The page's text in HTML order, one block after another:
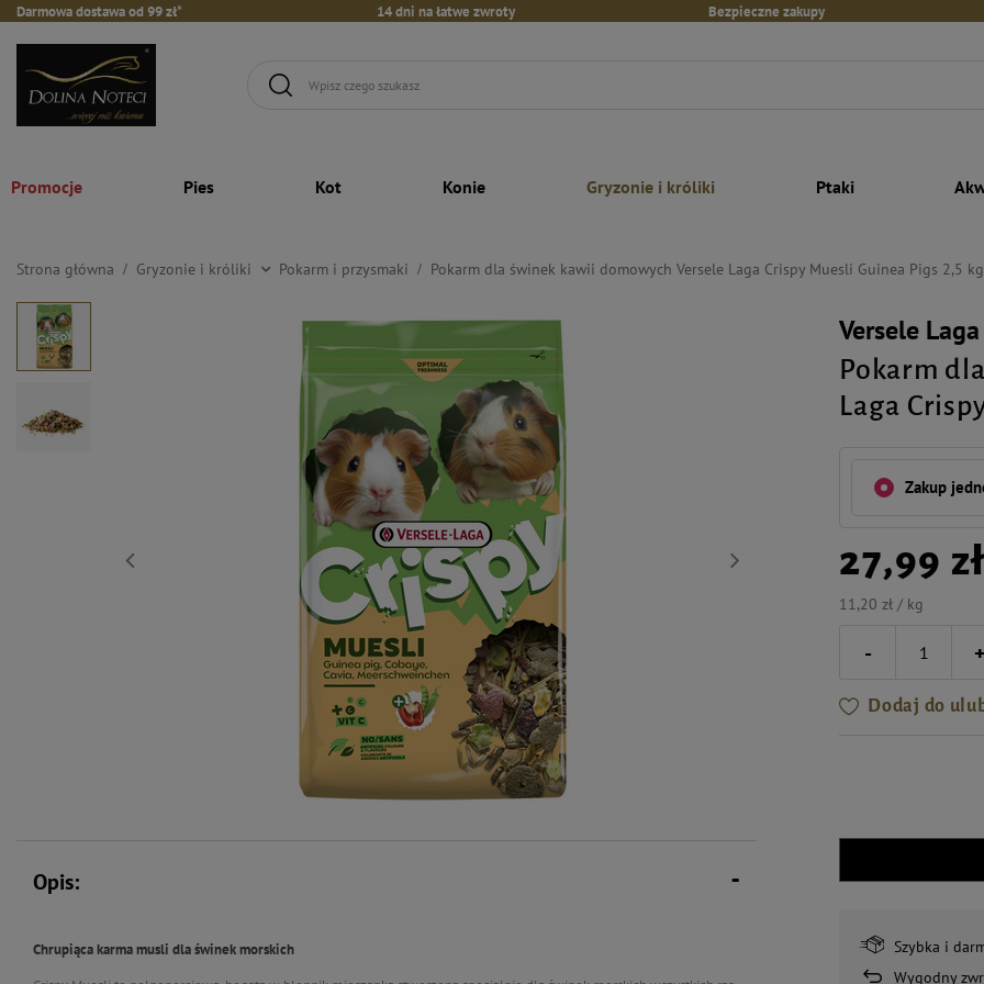
Darmowa dostawa od 99 zł* 14 dni na łatwe zwroty Bezpieczne zakupy
Promocje Pies Kot Konie Gryzonie i króliki Ptaki
Strona główna Gryzonie i króliki Pokarm i przysmaki Pokarm dla świnek kawii domowych Versele Laga Crispy Muesli Guinea Pigs 2,5 kg
Versele Laga
Pokarm
Laga
Zakup
27,99
11,20 zł / kg
-
Dodaj do
Szybka i
Wygodny
Opis:
Chrupiąca karma musli dla świnek morskich